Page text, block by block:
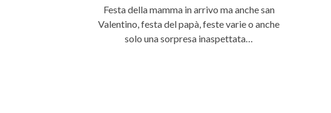
Festa della mamma in arrivo ma anche san
Valentino, festa del papà, feste varie o anche
solo una sorpresa inaspettata…